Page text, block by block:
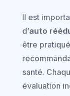
Il est
d’auto
être
santé.
évaluation